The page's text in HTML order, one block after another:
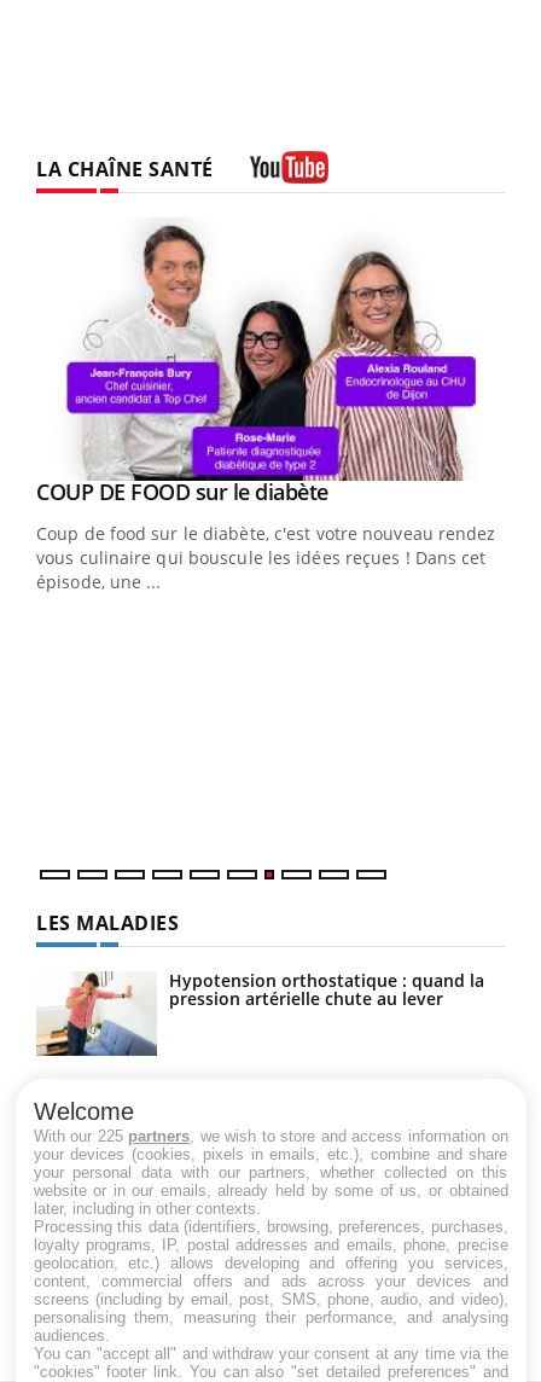
LA CHAÎNE SANTÉ
Youtube
COUP DE FOOD sur le diabèteYoutube
Coup de food sur le diabète, c'est votre nouveau rendez-
vous culinaire qui bouscule les idées reçues ! Dans cet
épisode, une ...
LES MALADIES
Hypotension orthostatique : quand la
pression artérielle chute au lever
Maladie de Charcot (Sclérose latérale
amyotrophique)
Welcome
With our 225 partners , we wish to store and access information on
your devices (cookies, pixels in emails, etc.), combine and share
your personal data with our partners, whether collected on this
website or in our emails, already held by some of us, or obtained
later, including in other contexts.
Processing this data (identifiers, browsing, preferences, purchases,
loyalty programs, IP, postal addresses and emails, phone, precise
geolocation, etc.) allows developing and offering you services,
content, commercial offers and ads across your devices and
screens (including by email, post, SMS, phone, audio, and video),
personalising them, measuring their performance, and analysing
audiences.
You can "accept all" and withdraw your consent at any time via the
"cookies" footer link . You can also "set detailed preferences" and